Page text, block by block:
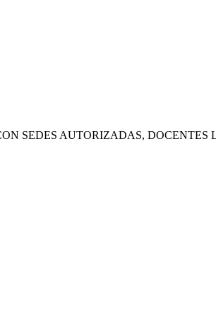
SEDES AUTORIZADAS, DOCENTES